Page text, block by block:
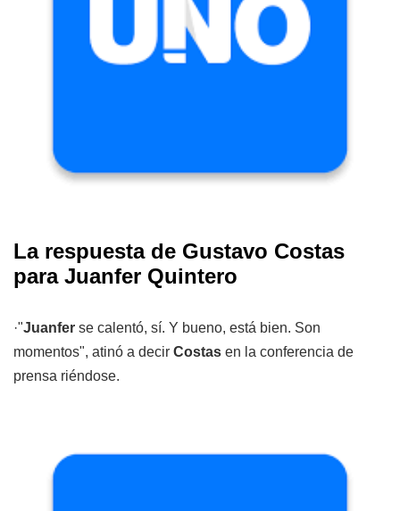
La respuesta de Gustavo Costas
para Juanfer Quintero
·"Juanfer se calentó, sí. Y bueno, está bien. Son
momentos", atinó a decir Costas en la conferencia de
prensa riéndose.